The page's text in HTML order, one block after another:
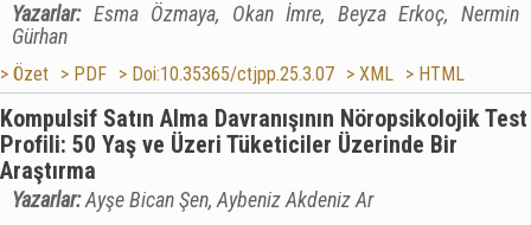
Yazarlar: Esma Özmaya, Okan İmre, Beyza Erkoç, Nermin
Gürhan
> Özet > PDF > Doi:10.35365/ctjpp.25.3.07 > XML > HTML
Kompulsif Satın Alma Davranışının Nöropsikolojik Test
Profili: 50 Yaş ve Üzeri Tüketiciler Üzerinde Bir
Araştırma
Yazarlar:Ayşe Bican Şen, Aybeniz Akdeniz Ar